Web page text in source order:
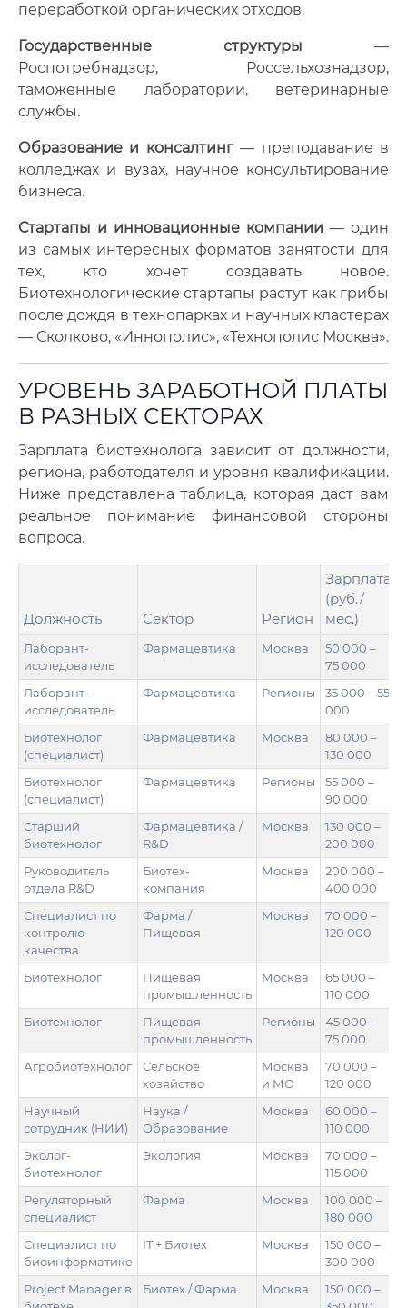
переработкой органических отходов.
Государственные структуры —
Роспотребнадзор, Россельхознадзор,
таможенные лаборатории, ветеринарные
службы.
Образование и консалтинг— преподавание в
колледжах и вузах, научное консультирование
бизнеса.
Стартапы и инновационные компании — один
из самых интересных форматов занятости для
тех, кто хочет создавать новое.
Биотехнологические стартапы растут как грибы
после дождя в технопарках и научных кластерах
— Сколково, «Иннополис», «Технополис Москва».
УРОВЕНЬ ЗАРАБОТНОЙ ПЛАТЫ
В РАЗНЫХ СЕКТОРАХ
Зарплата биотехнолога зависит от должности,
региона, работодателя и уровня квалификации.
Ниже представлена таблица, которая даст вам
реальное понимание финансовой стороны
вопроса.
Должность Сектор Регион
Зарплата
(руб./
мес.)
Лаборант-
исследователь
Фармацевтика Москва
50 000 –
75 000
Лаборант-
исследователь
Фармацевтика Регионы
35 000 – 55
000
Биотехнолог
(специалист)
Фармацевтика Москва
80 000 –
130 000
Биотехнолог
(специалист)
Фармацевтика Регионы
55 000 –
90 000
Старший
биотехнолог
Фармацевтика /
R&D
Москва
130 000 –
200 000
Руководитель
отдела R&D
Биотех-
компания
Москва
200 000 –
400 000
Специалист по
контролю
качества
Фарма /
Пищевая
Москва
70 000 –
120 000
Биотехнолог
Пищевая
промышленность
Москва
65 000 –
110 000
Биотехнолог
Пищевая
промышленность
Регионы
45 000 –
75 000
Агробиотехнолог
Сельское
хозяйство
Москва
и МО
70 000 –
120 000
Научный
сотрудник (НИИ)
Наука /
Образование
Москва
60 000 –
110 000
Эколог-
биотехнолог
Экология Москва
70 000 –
115 000
Регуляторный
специалист
Фарма Москва
100 000 –
180 000
Специалист по
биоинформатике
IT + Биотех Москва
150 000 –
300 000
Project Manager в
Биотех / Фарма Москва
150 000 –